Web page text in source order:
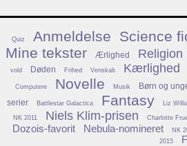
Quiz Anmeldelse
Science
Mine tekster
Ærlighed Religion
vold Døden Frihed Venskab Kærlighed
Computere Novelle Musik
Børn og
serier
Battlestar Galactica Fantasy Liz
NK 2011 Niels Klim-prisen Charlotte
Dozois-favorit Nebula-nomineret
NK
2015